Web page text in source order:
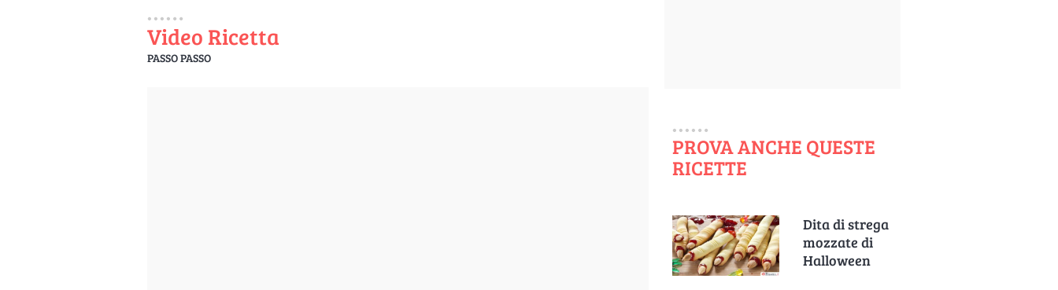
Video Ricetta
PASSO PASSO
PROVA ANCHE QUESTE
RICETTE
Dita di strega
mozzate di
Halloween